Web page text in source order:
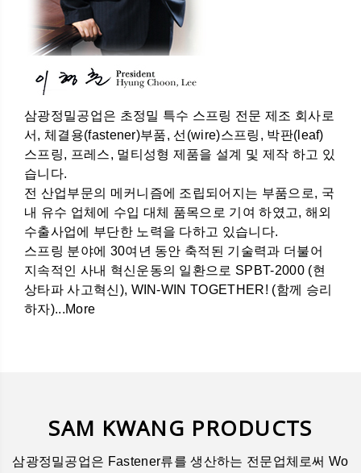
삼광정밀공업은 초정밀 특수 스프링 전문 제조 회사로
서, 체결용(fastener)부품, 선(wire)스프링, 박판(leaf)
스프링, 프레스, 멀티성형 제품을 설계 및 제작 하고 있
습니다.
전 산업부문의 메커니즘에 조립되어지는 부품으로, 국
내 유수 업체에 수입 대체 품목으로 기여 하였고, 해외
수출사업에 부단한 노력을 다하고 있습니다.
스프링 분야에 30여년 동안 축적된 기술력과 더불어
지속적인 사내 혁신운동의 일환으로 SPBT-2000 (현
상타파 사고혁신), WIN-WIN TOGETHER! (함께 승리
하자)...More
SAM KWANG PRODUCTS
삼광정밀공업은 Fastener류를 생산하는 전문업체로써 Wo